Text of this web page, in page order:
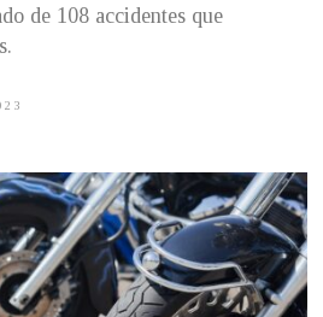
de 108 accidentes que
O
2
,
2
0
2
3